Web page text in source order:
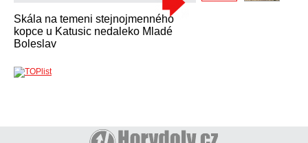
Skála na temeni stejnojmenného
kopce u Katusic nedaleko Mladé
Boleslav